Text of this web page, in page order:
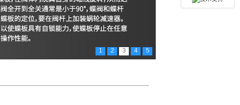
1 2 3 4 5